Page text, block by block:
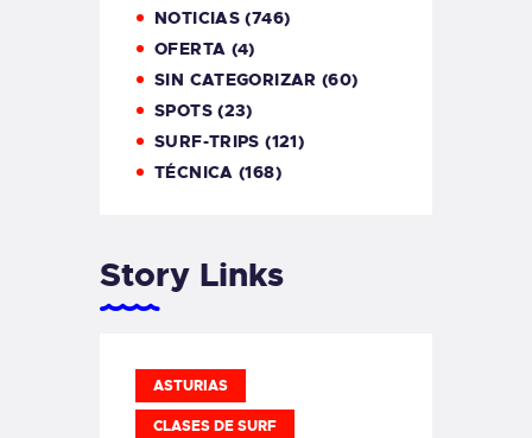
NOTICIAS (746)
OFERTA (4)
SIN CATEGORIZAR (60)
SPOTS(23)
SURF-TRIPS (121)
TÉCNICA (168)
Story Links
ASTURIAS
CLASES DE SURF